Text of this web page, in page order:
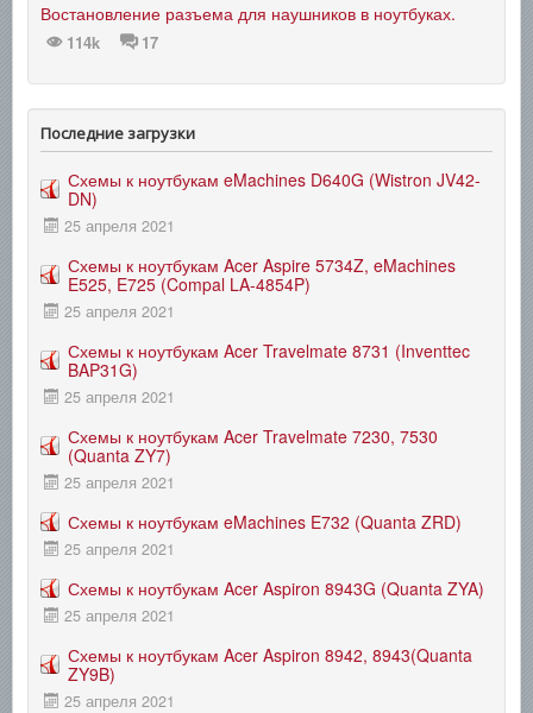
Востановление разъема для наушников в ноутбуках.
114k 17
Последние загрузки
Схемы к ноутбукам eMachines D640G (Wistron JV42-
DN)
25 апреля 2021
Схемы к ноутбукам Acer Aspire 5734Z, eMachines
E525, E725 (Compal LA-4854P)
25 апреля 2021
Схемы к ноутбукам Acer Travelmate 8731 (Inventtec
BAP31G)
25 апреля 2021
Схемы к ноутбукам Acer Travelmate 7230, 7530
(Quanta ZY7)
25 апреля 2021
Схемы к ноутбукам eMachines E732 (Quanta ZRD)
25 апреля 2021
Схемы к ноутбукам Acer Aspiron 8943G (Quanta ZYA)
25 апреля 2021
Схемы к ноутбукам Acer Aspiron 8942, 8943(Quanta
ZY9B)
25 апреля 2021